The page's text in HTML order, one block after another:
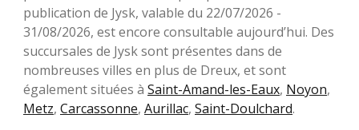
publication de Jysk, valable du 22/07/2026 -
31/08/2026, est encore consultable aujourd’hui. Des
succursales de Jysk sont présentes dans de
nombreuses villes en plus de Dreux, et sont
également situées à Saint-Amand-les-Eaux, Noyon,
Metz, Carcassonne, Aurillac, Saint-Doulchard.